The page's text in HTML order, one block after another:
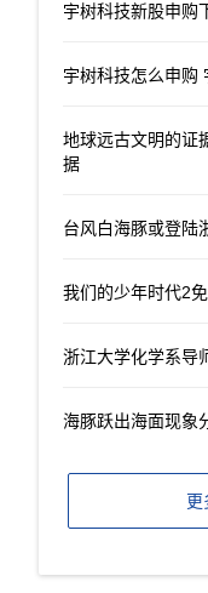
宇树科技新股申购
宇树科技怎么申购
地球远古文明的证
据
台风白海豚或登陆
我们的少年时代2
浙江大学化学系导
海豚跃出海面现象
更